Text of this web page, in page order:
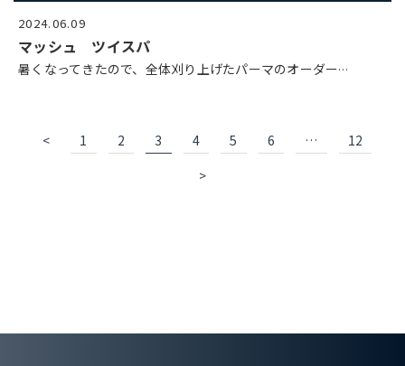
2024.06.09
マッシュ ツイスパ
暑くなってきたので、全体刈り上げたパーマのオーダー…
< 1 2 3 4 5 6 …
12
>